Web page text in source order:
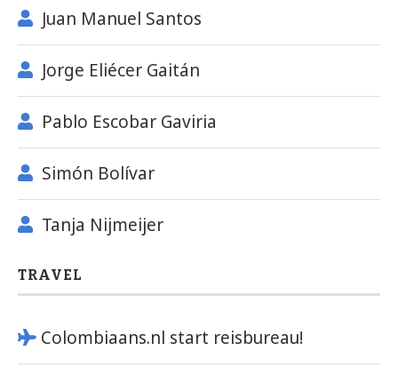
Juan Manuel Santos
Jorge Eliécer Gaitán
Pablo Escobar Gaviria
Simón Bolívar
Tanja Nijmeijer
TRAVEL
Colombiaans.nl start reisbureau!